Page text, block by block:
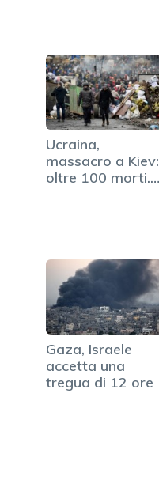
Ucraina,
massacro a Kiev:
oltre 100 morti.
Gaza, Israele
accetta una
tregua di 12 ore